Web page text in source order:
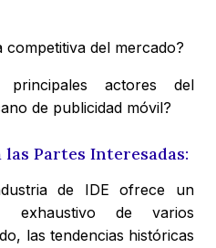
del mercado?
actores del
de publicidad móvil?
Partes Interesadas:
de IDE ofrece un
exhaustivo de varios
las tendencias históricas